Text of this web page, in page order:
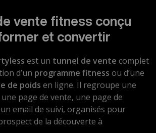
vente fitness conçu
et convertir
est un tunnel de vente complet
d’un programme fitness ou d’une
de poids en ligne. Il regroupe une
page de vente, une page de
email de suivi, organisés pour
de la découverte à